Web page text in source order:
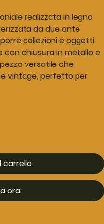
realizzata in legno
da due ante
collezioni e oggetti
con chiusura in metallo e
versatile che
vintage, perfetto per
carrello
ora